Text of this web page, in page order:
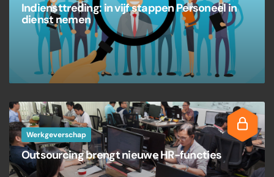
Indiensttreding: in vijf stappen Personeel in
dienst nemen
Werkgeverschap
Outsourcing brengt nieuwe HR-functies